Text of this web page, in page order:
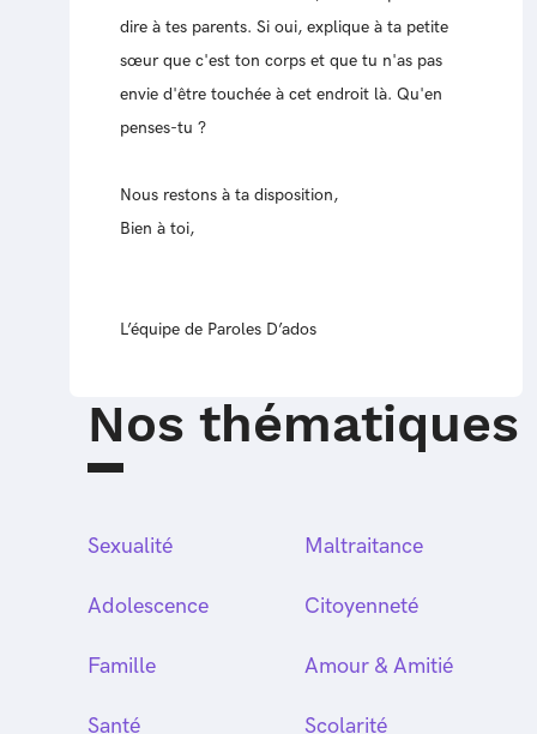
dire à tes parents. Si oui, explique à ta petite
sœur que c'est ton corps et que tu n'as pas
envie d'être touchée à cet endroit là. Qu'en
penses-tu ?
Nous restons à ta disposition,
Bien à toi,
L’équipe de Paroles D’ados
Nos thématiques
Sexualité
Adolescence
Famille
Santé
Maltraitance
Citoyenneté
Amour & Amitié
Scolarité